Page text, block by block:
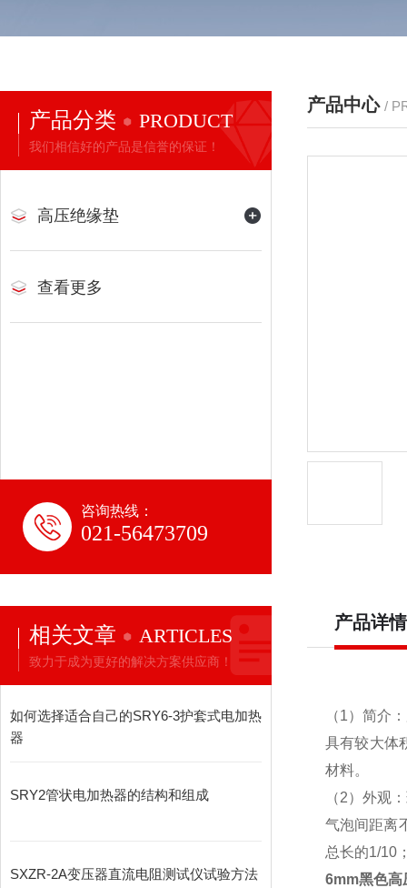
产品分类 PRODUCT
我们相信好的产品是信誉的保证！
高压绝缘垫
查看更多
咨询热线：
021-56473709
相关文章 ARTICLES
致力于成为更好的解决方案供应商！
如何选择适合自己的SRY6-3护套式电加热
器
SRY2管状电加热器的结构和组成
SXZR-2A变压器直流电阻测试仪试验方法
产品中心 /
产品详情
（1）简介
具有较大体
材料。
（2）外观
气泡间距离
总长的1/10
6mm黑色高